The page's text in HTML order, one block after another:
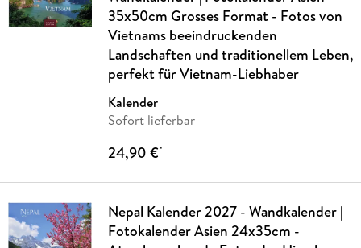
35x50cm Grosses Format - Fotos von
Vietnams beeindruckenden
Landschaften und traditionellem Leben,
perfekt für Vietnam-Liebhaber
Kalender
Sofort lieferbar
24,90 €*
Nepal Kalender 2027 - Wandkalender |
Fotokalender Asien 24x35cm -